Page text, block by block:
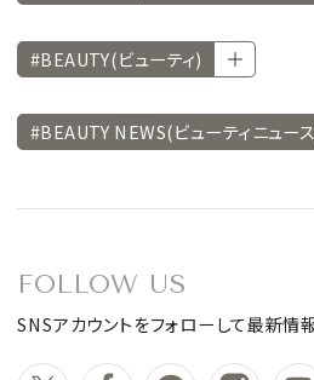
#BEAUTY(ビューティ)
#BEAUTY NEWS(ビューティニュー
FOLLOW US
SNSアカウントをフォローして最新情